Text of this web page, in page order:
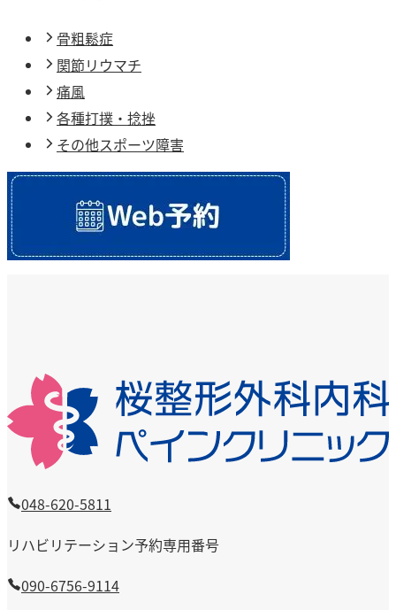
骨粗鬆症
関節リウマチ
痛風
各種打撲・捻挫
その他スポーツ障害
048-620-5811
リハビリテーション予約専用番号
090-6756-9114